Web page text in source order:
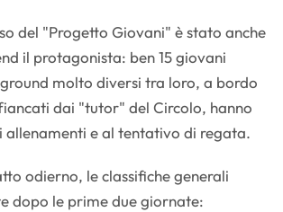
del "Progetto Giovani" è stato anche
il protagonista: ben 15 giovani
molto diversi tra loro, a bordo
dai "tutor" del Circolo, hanno
e al tentativo di regata.
odierno, le classifiche generali
dopo le prime due giornate: